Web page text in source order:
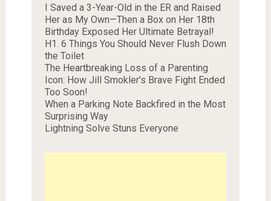
I Saved a 3-Year-Old in the ER and Raised
Her as My Own—Then a Box on Her 18th
Birthday Exposed Her Ultimate Betrayal!
H1. 6 Things You Should Never Flush Down
the Toilet
The Heartbreaking Loss of a Parenting
Icon: How Jill Smokler’s Brave Fight Ended
Too Soon!
When a Parking Note Backfired in the Most
Surprising Way
Lightning Solve Stuns Everyone